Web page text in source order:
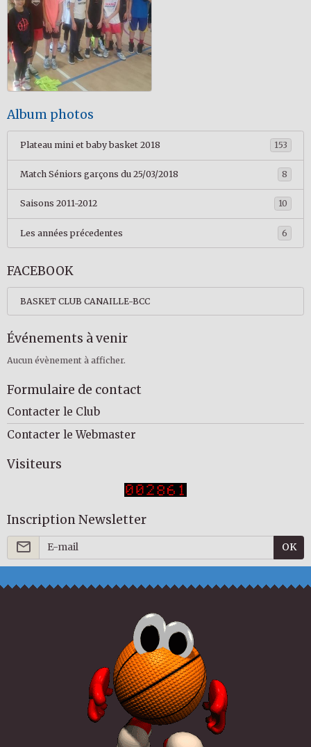
Album photos
Plateau mini et baby basket 2018 153
Match Séniors garçons du 25/03/2018 8
Saisons 2011-2012 10
Les années précedentes 6
FACEBOOK
BASKET CLUB CANAILLE-BCC
Événements à venir
Aucun évènement à afficher.
Formulaire de contact
Contacter le Club
Contacter le Webmaster
Visiteurs
Inscription Newsletter
OK